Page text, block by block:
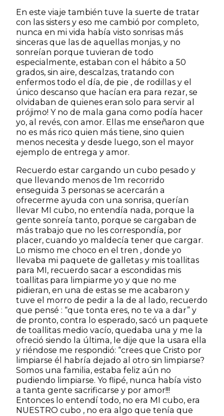
En este viaje también tuve la suerte de tratar
con las sisters y eso me cambió por completo,
nunca en mi vida había visto sonrisas más
sinceras que las de aquellas monjas, y no
sonreían porque tuvieran de todo
especialmente, estaban con el hábito a 50
grados, sin aire, descalzas, tratando con
enfermos todo el día, de pie , de rodillas y el
único descanso que hacían era para rezar, se
olvidaban de quienes eran solo para servir al
prójimo! Y no de mala gana como podía hacer
yo, al revés, con amor. Ellas me enseñaron que
no es más rico quien más tiene, sino quien
menos necesita y desde luego, son el mayor
ejemplo de entrega y amor.
Recuerdo estar cargando un cubo pesado y
que llevando menos de 1m recorrido
enseguida 3 personas se acercarán a
ofrecerme ayuda con una sonrisa, querían
llevar MI cubo, no entendía nada, porque la
gente sonreía tanto, porque se cargaban de
más trabajo que no les correspondía, por
placer, cuando yo maldecía tener que cargar.
Lo mismo me choco en el tren , donde yo
llevaba mi paquete de galletas y mis toallitas
para MI, recuerdo sacar a escondidas mis
toallitas para limpiarme yo y que no me
pidieran, en una de estas se me acabaron y
tuve el morro de pedir a la de al lado, recuerdo
que pensé : “que tonta eres, no te va a dar” y
de pronto, contra lo esperado, sacó un paquete
de toallitas medio vacío, quedaba una y me la
ofreció siendo la última, le dije que la usara ella
y riéndose me respondió: “crees que Cristo por
limpiarse él habría dejado al otro sin limpiarse?
Somos una familia, estaba feliz aún no
pudiendo limpiarse. Yo flipé, nunca había visto
a tanta gente sacrificarse y por amor!!!
Entonces lo entendí todo, no era MI cubo, era
NUESTRO cubo , no era algo que tenía que